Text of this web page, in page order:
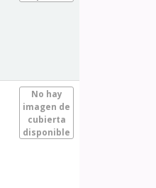
No hay
imagen de
cubierta
disponible